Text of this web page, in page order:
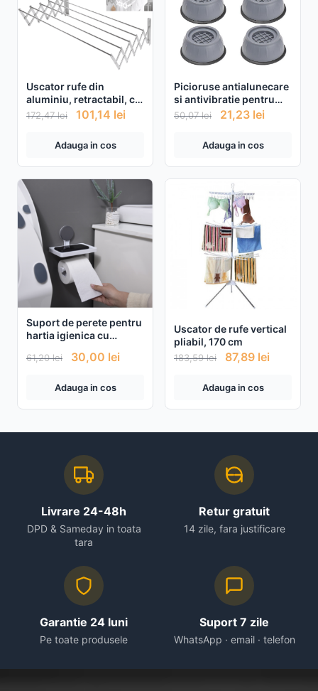
Uscator rufe din
aluminiu, retractabil, cu
prindere in perete
172,47lei 101,14 lei
Adauga in cos
Picioruse antialunecare
si antivibratie pentru
masina de spalat, 4
50,07lei 21,23 lei
Adauga in cos
Suport de perete pentru
hartia igienica cu
61,20lei 30,00 lei
Adauga in cos
Uscator de rufe vertical
pliabil, 170 cm
183,59lei 87,89 lei
Adauga in cos
Livrare 24-48h
DPD & Sameday in toata
tara
Retur gratuit
14 zile, fara justificare
Garantie 24 luni
Pe toate produsele
Suport 7 zile
WhatsApp · email · telefon